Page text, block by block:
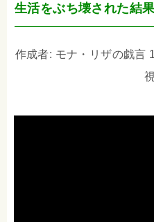
生活をぶち壊された結
作成者: モナ・リザの戯言